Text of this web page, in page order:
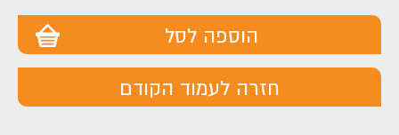
הוספה לסל
חזרה לעמוד הקודם